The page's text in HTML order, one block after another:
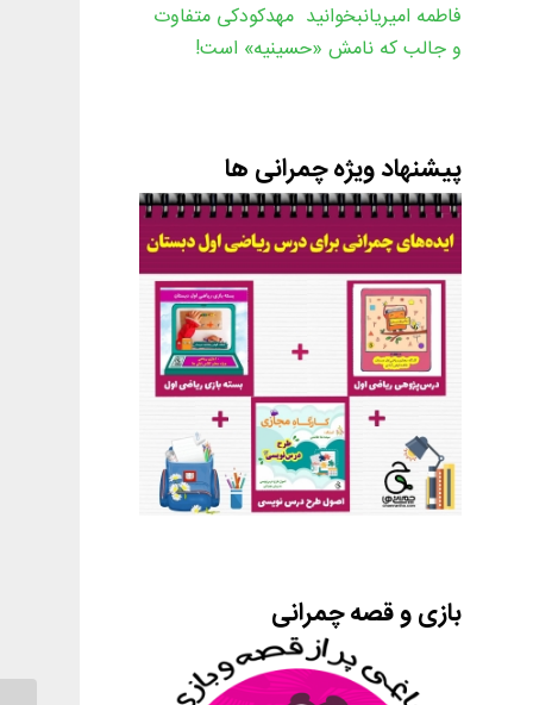
فاطمه امیریانبخوانید مهدکودکی متفاوت
و جالب که نامش «حسینیه» است!
پیشنهاد ویژه چمرانی ها
بازی و قصه چمرانی